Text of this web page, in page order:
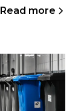
Read more